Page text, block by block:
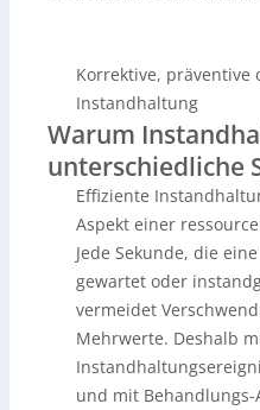
Korrektive,
Instandhaltung
Warum
unterschiedliche
Effiziente
Aspekt einer
Jede Sekunde, die
gewartet oder
vermeidet
Mehrwerte. Deshalb
und mit